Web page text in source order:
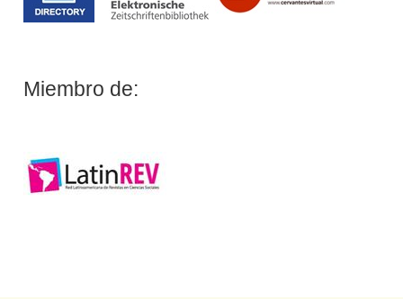
Miembro de: